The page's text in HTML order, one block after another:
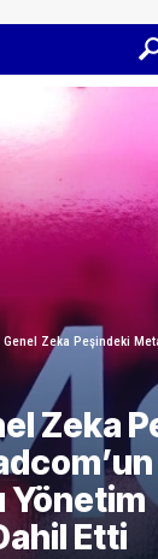
Zeka Peşindeki Meta, Broadcom’un Patronu
Zeka
Yönetim
Etti